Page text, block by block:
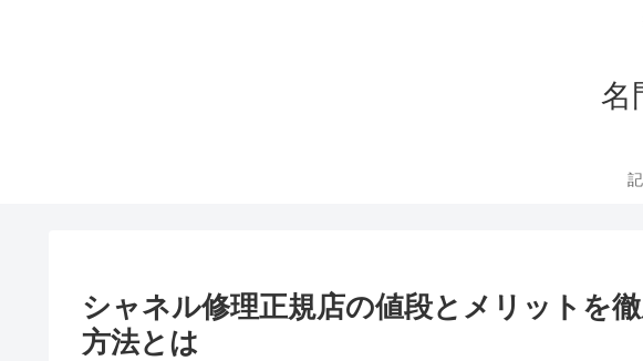
名
シャネル修理正規店の値段とメリットを
方法とは